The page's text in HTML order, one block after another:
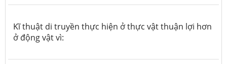
Kĩ thuật di truyền thực hiện ở thực vật thuận lợi hơn
ở động vật vì: